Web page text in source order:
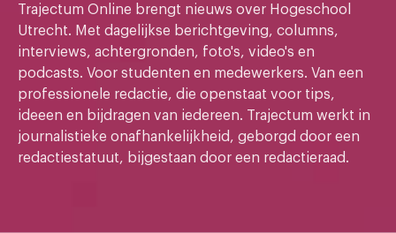
Trajectum Online brengt nieuws over Hogeschool
Utrecht. Met dagelijkse berichtgeving, columns,
interviews, achtergronden, foto's, video's en
podcasts. Voor studenten en medewerkers. Van een
professionele redactie, die openstaat voor tips,
ideeen en bijdragen van iedereen. Trajectum werkt in
journalistieke onafhankelijkheid, geborgd door een
redactiestatuut, bijgestaan door een redactieraad.